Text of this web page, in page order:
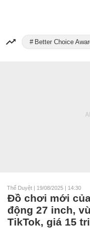
Better Choice
Thế Duyệt | 19/08/2025 | 14:30
Đồ chơi mới
động 27 inch,
TikTok, giá 15